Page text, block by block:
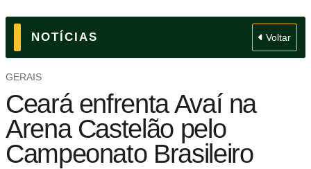
NOTÍCIAS Voltar
GERAIS
Ceará enfrenta Avaí na
Arena Castelão pelo
Campeonato Brasileiro